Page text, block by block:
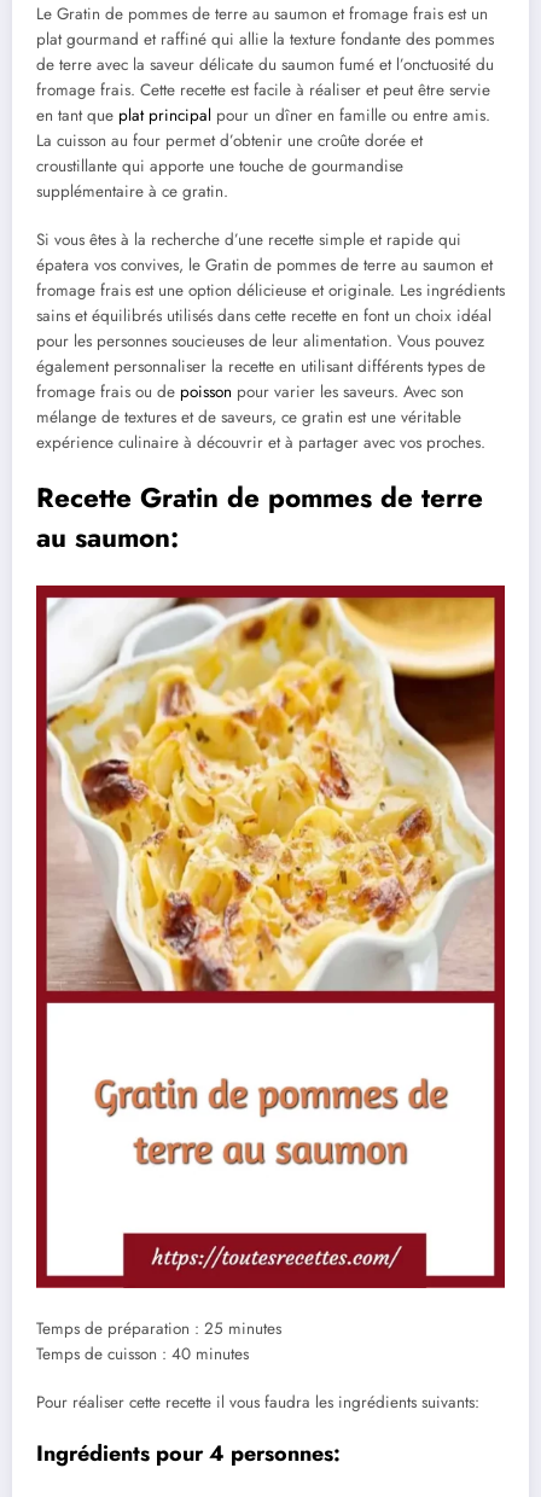
Le Gratin de pommes de terre au saumon et fromage frais est un
plat gourmand et raffiné qui allie la texture fondante des pommes
de terre avec la saveur délicate du saumon fumé et l’onctuosité du
fromage frais. Cette recette est facile à réaliser et peut être servie
en tant que plat principal pour un dîner en famille ou entre amis.
La cuisson au four permet d’obtenir une croûte dorée et
croustillante qui apporte une touche de gourmandise
supplémentaire à ce gratin.
Si vous êtes à la recherche d’une recette simple et rapide qui
épatera vos convives, le Gratin de pommes de terre au saumon et
fromage frais est une option délicieuse et originale. Les ingrédients
sains et équilibrés utilisés dans cette recette en font un choix idéal
pour les personnes soucieuses de leur alimentation. Vous pouvez
également personnaliser la recette en utilisant différents types de
fromage frais ou de poisson pour varier les saveurs. Avec son
mélange de textures et de saveurs, ce gratin est une véritable
expérience culinaire à découvrir et à partager avec vos proches.
Recette Gratin de pommes de terre
au saumon:
Temps de préparation : 25 minutes
Temps de cuisson : 40 minutes
Pour réaliser cette recette il vous faudra les ingrédients suivants:
Ingrédients pour 4 personnes: